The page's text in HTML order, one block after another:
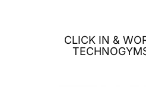
CLICK IN &